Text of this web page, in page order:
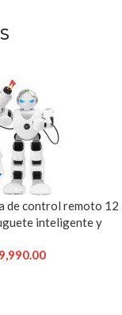
de control remoto 12
inteligente y